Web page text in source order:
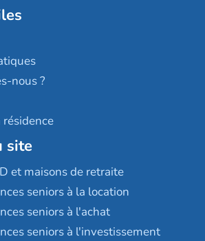
d'or
services Villa Médicis
nous ?
site
et maisons de retraite
seniors à la location
seniors à l'achat
seniors à l'investissement